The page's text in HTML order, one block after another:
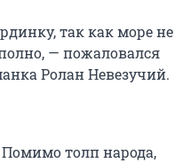
так как море не
— пожаловался
Ролан Невезучий.
толп народа,